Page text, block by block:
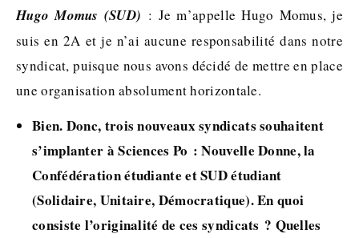
Hugo Momus (SUD) : Je m’appelle Hugo Momus, je
suis en 2A et je n’ai aucune responsabilité dans notre
syndicat, puisque nous avons décidé de mettre en place
une organisation absolument horizontale.
Bien. Donc, trois nouveaux syndicats souhaitent
s’implanter à Sciences Po : Nouvelle Donne, la
Confédération étudiante et SUD étudiant
(Solidaire, Unitaire, Démocratique). En quoi
consiste l’originalité de ces syndicats ? Quelles